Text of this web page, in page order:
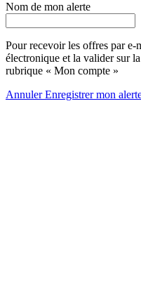
Nom de mon alerte
Pour recevoir les offres par e-
électronique et la valider sur
rubrique « Mon compte »
AnnulerEnregistrer mon